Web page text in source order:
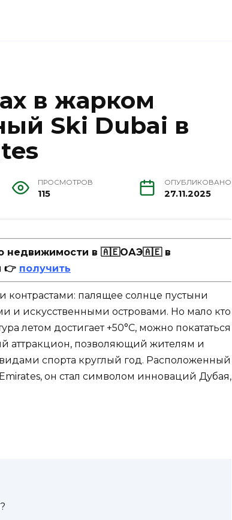
в жарком
Ski Dubai в
ПРОСМОТРОВ
115
ОПУБЛИКОВАНО
27.11.2025
недвижимости в 🇦🇪ОАЭ🇦🇪 в
👉 получить
палящее солнце пустыни
и искусственными островами. Но мало кто
летом достигает +50°C, можно покататься
аттракцион, позволяющий жителям и
спорта круглый год. Расположенный
он стал символом инноваций Дубая,